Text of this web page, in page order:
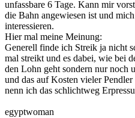
unfassbare 6 Tage. Kann mir
die Bahn angewiesen ist und
interessieren.
Hier mal meine Meinung:
Generell finde ich Streik ja nicht
mal streikt und es dabei, wie bei
den Lohn geht sondern nur noch
und das auf Kosten vieler
nenn ich das schlichtweg
egyptwoman